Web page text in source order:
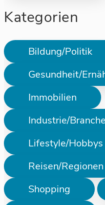
Kategorien
Bildung/Politik
Gesundheit/
Immobilien
Industrie/
Lifestyle/Hobbys
Reisen/Regionen
Shopping